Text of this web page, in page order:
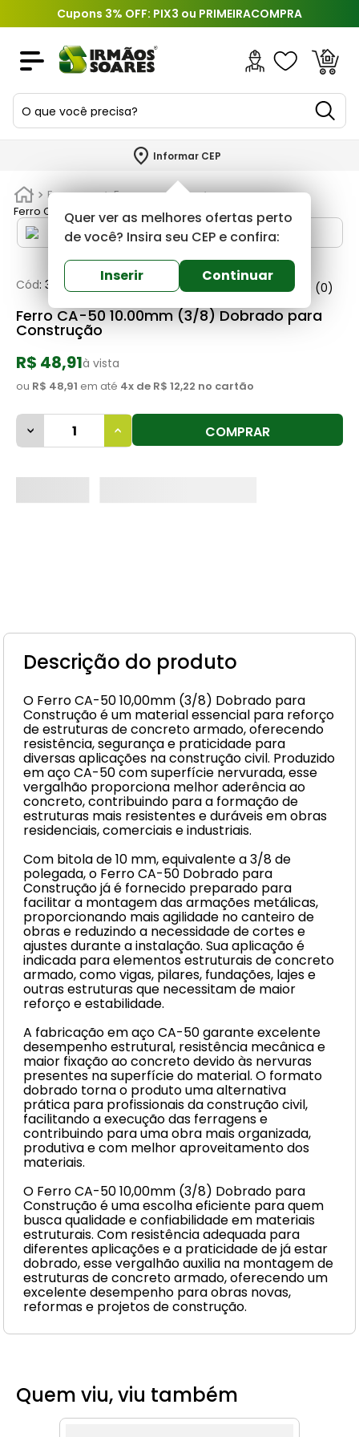
Cupons 3% OFF: PIX3 ou PRIMEIRACOMPRA
O que você precisa?
Informar CEP
Quer ver as melhores ofertas perto
de você? Insira seu CEP e confira:
Inserir Continuar
Ferragens
Ferros e arames
Ferro CA-50 10.00mm (3/8) Dobrado para Construção
Cód:321540 Ca50 (0)
Ferro CA-50 10.00mm (3/8) Dobrado para
Construção
R$ 48,91à vista
ou R$ 48,91 em até 4x de R$ 12,22 no cartão
COMPRAR
Descrição do produto
O Ferro CA-50 10,00mm (3/8) Dobrado para
Construção é um material essencial para reforço
de estruturas de concreto armado, oferecendo
resistência, segurança e praticidade para
diversas aplicações na construção civil. Produzido
em aço CA-50 com superfície nervurada, esse
vergalhão proporciona melhor aderência ao
concreto, contribuindo para a formação de
estruturas mais resistentes e duráveis em obras
residenciais, comerciais e industriais.
Com bitola de 10 mm, equivalente a 3/8 de
polegada, o Ferro CA-50 Dobrado para
Construção já é fornecido preparado para
facilitar a montagem das armações metálicas,
proporcionando mais agilidade no canteiro de
obras e reduzindo a necessidade de cortes e
ajustes durante a instalação. Sua aplicação é
indicada para elementos estruturais de concreto
armado, como vigas, pilares, fundações, lajes e
outras estruturas que necessitam de maior
reforço e estabilidade.
A fabricação em aço CA-50 garante excelente
desempenho estrutural, resistência mecânica e
maior fixação ao concreto devido às nervuras
presentes na superfície do material. O formato
dobrado torna o produto uma alternativa
prática para profissionais da construção civil,
facilitando a execução das ferragens e
contribuindo para uma obra mais organizada,
produtiva e com melhor aproveitamento dos
materiais.
O Ferro CA-50 10,00mm (3/8) Dobrado para
Construção é uma escolha eficiente para quem
busca qualidade e confiabilidade em materiais
estruturais. Com resistência adequada para
diferentes aplicações e a praticidade de já estar
dobrado, esse vergalhão auxilia na montagem de
estruturas de concreto armado, oferecendo um
excelente desempenho para obras novas,
reformas e projetos de construção.
Quem viu, viu também
TERMOS MAIS BUSCADOS
2º
3º
porta
revestimento
5º
argamassa
6º
telha
cimento
10
janela